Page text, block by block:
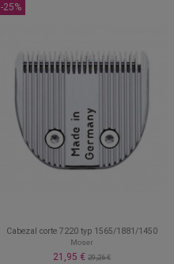
-25%
Cabezal corte 7220 typ 1565/1881/1450
Moser
21,95 € 29,26 €